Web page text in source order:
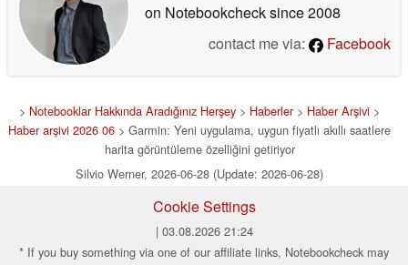
on Notebookchecksince 2008
contact me via:
Facebook
> Notebooklar Hakkında Aradığınız Herşey > Haberler> Haber Arşivi >
Haber arşivi 2026 06 > Garmin: Yeni uygulama, uygun fiyatlı akıllı saatlere
harita görüntüleme özelliğini getiriyor
Silvio Werner, 2026-06-28 (Update: 2026-06-28)
Cookie Settings
| 03.08.2026 21:24
* If you buy something via one of our affiliate links, Notebookcheck may